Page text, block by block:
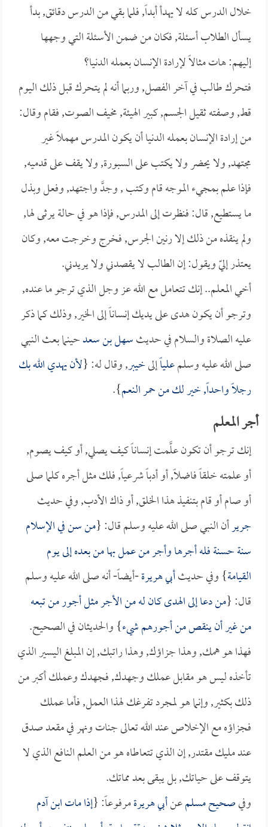
خلال الدرس كله لا يهدأ أبداً, فلما بقي من الدرس دقائق, بدأ
يسأل الطلاب أسئلة, فكان من ضمن الأسئلة التي وجهها
إليهم: هات مثالاً لإرادة الإنسان بعمله الدنيا؟
فتحرك طالب في آخر الفصل, وربما أنه لم يتحرك قبل ذلك اليوم
قط, وصفته ثقيل الجسم, كبير الهيئة, مخيف الصوت, فقام وقال:
من إرادة الإنسان بعمله الدنيا أن يكون المدرس مهملاً غير
مجتهد, ولا يحضر ولا يكتب على السبورة, ولا يقف على قدميه,
فإذا علم بمجيء الموجه قام وكتب , وجدَّ واجتهد, وفعل وبذل
ما يستطيع, قال: فنظرت إلى المدرس, فإذا هو في حالة يرثى لها,
ولم ينقذه من ذلك إلا رنين الجرس, فخرج وخرجت معه, وكان
يعتذر إليّ ويقول: إن الطالب لا يقصدني ولا يريدني.
أخي المعلم.. إنك تتعامل مع الله عز وجل الذي ترجو ما عنده,
وترجو أن يكون هدى على يديك إنساناً إلى الخير, وذلك كما ذكر
عليه الصلاة والسلام في حديثسهل بن سعدحينما بعث النبي
صلى الله عليه وسلمعلياًإلىخيبر, وقال له: {لأن يهدي الله بك
رجلاً واحداً, خير لك من حمر النعم}.
أجر المعلم
إنك ترجو أن تكون علَّمت إنساناً كيف يصلي, أو كيف يصوم,
أو علمته خلقاً فاضلاً, أو أدباً شرعياً, فلك مثل أجره كلما صلى
أو صام أو قام بتنفيذ هذا الخلق, أو ذاك الأدب, وفي حديث
جريرأن النبي صلى الله عليه وسلم قال: {من سن في الإسلام
سنة حسنة فله أجرها وأجر من عمل بها من بعده إلى يوم
القيامة} وفي حديثأبي هريرة-أيضاً- أنه صلى الله عليه وسلم
قال: {من دعا إلى الهدى كان له من الأجر مثل أجور من تبعه
من غير أن ينقص من أجورهم شيء} والحديثان في الصحيح.
فهذا هو همك, وهذا جزاؤك, وهذا راتبك, إن المبلغ اليسير الذي
تأخذه ليس هو مقابل عملك وجهدك, فجهدك وعملك أكبر من
ذلك بكثير, وإنما هو لمجرد تفرغك لهذا العمل, فأما عملك
فجزاؤه مع الإخلاص عند الله تعالى جنات ونهر في مقعد صدق
عند مليك مقتدر, إن الذي تتعاطاه هو من العلم النافع الذي لا
يتوقف على حياتك, بل يبقى بعد مماتك.
وفيصحيح مسلمعنأبي هريرةمرفوعاً: {إذا مات ابن آدم